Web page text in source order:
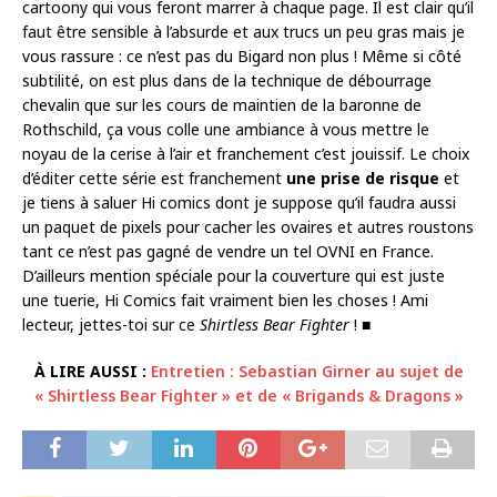
cartoony qui vous feront marrer à chaque page. Il est clair qu’il
faut être sensible à l’absurde et aux trucs un peu gras mais je
vous rassure : ce n’est pas du Bigard non plus ! Même si côté
subtilité, on est plus dans de la technique de débourrage
chevalin que sur les cours de maintien de la baronne de
Rothschild, ça vous colle une ambiance à vous mettre le
noyau de la cerise à l’air et franchement c’est jouissif. Le choix
d’éditer cette série est franchement une prise de risque et
je tiens à saluer Hi comics dont je suppose qu’il faudra aussi
un paquet de pixels pour cacher les ovaires et autres roustons
tant ce n’est pas gagné de vendre un tel OVNI en France.
D’ailleurs mention spéciale pour la couverture qui est juste
une tuerie, Hi Comics fait vraiment bien les choses ! Ami
lecteur, jettes-toi sur ce Shirtless Bear Fighter ! ■
À LIRE AUSSI : Entretien : Sebastian Girner au sujet de
« Shirtless Bear Fighter » et de « Brigands & Dragons »